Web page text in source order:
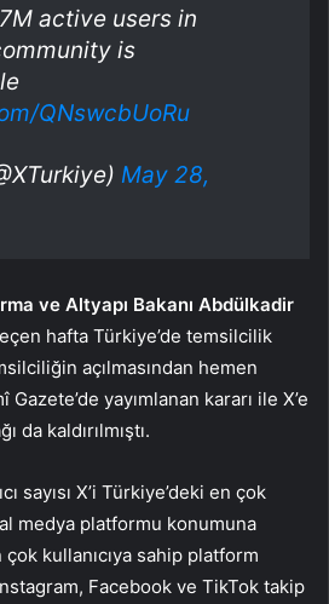
active users in
is
QNswcbUoRu
May 28,
ve Altyapı Bakanı Abdülkadir
hafta Türkiye’de temsilcilik
açılmasından hemen
Gazete’de yayımlanan kararı ile X’e
da kaldırılmıştı.
sayısı X’i Türkiye’deki en çok
medya platformu konumuna
kullanıcıya sahip platform
Facebook ve TikTok takip